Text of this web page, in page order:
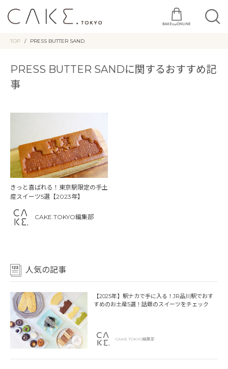
TOP PRESS BUTTER SAND
PRESS BUTTER SANDに関するおすすめ記
事
きっと喜ばれる！東京駅限定の手土
産スイーツ5選【2023年】
CAKE.TOKYO編集部
人気の記事
【2025年】駅ナカで手に入る！JR品川駅でおす
すめのお土産5選！話題のスイーツをチェック
CAKE.TOKYO編集部